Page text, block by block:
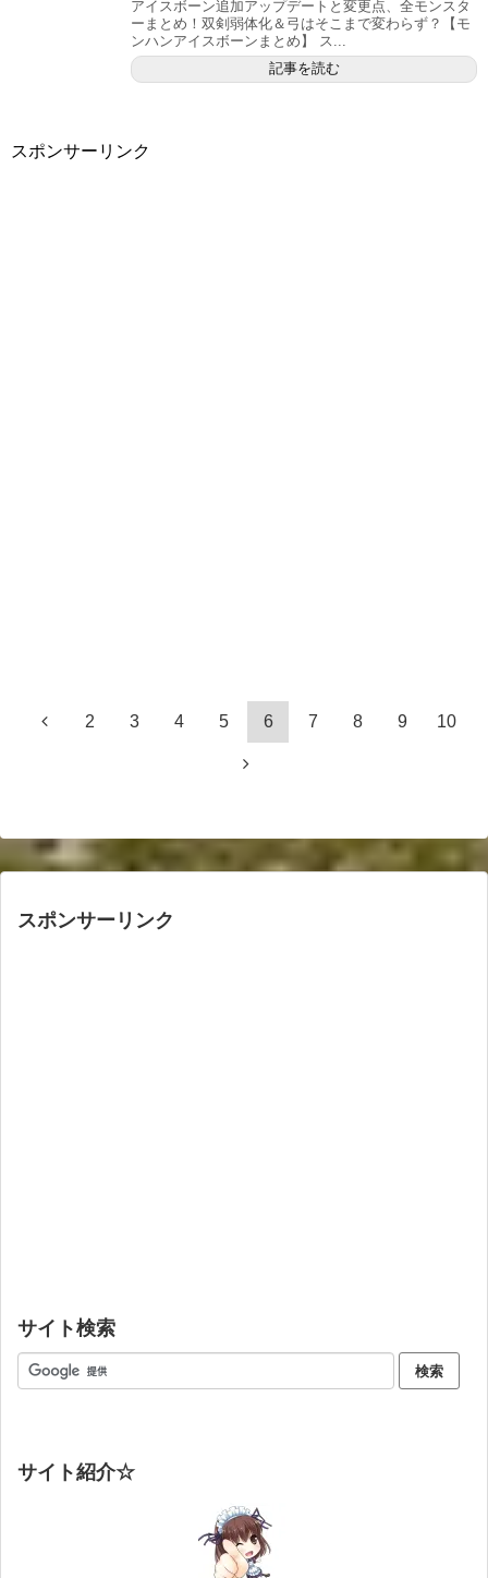
アイスボーン追加アップデートと変更点、全モンスタ
ーまとめ！双剣弱体化＆弓はそこまで変わらず？【モ
ンハンアイスボーンまとめ】 ス...
記事を読む
スポンサーリンク
2 3 4 5 6 7 8 9 10
スポンサーリンク
サイト検索
サイト紹介☆